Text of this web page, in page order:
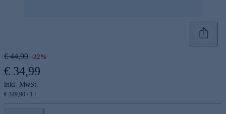
€ 44,99 -22%
€ 34,99
inkl. MwSt.
€ 349,90 / 1 l